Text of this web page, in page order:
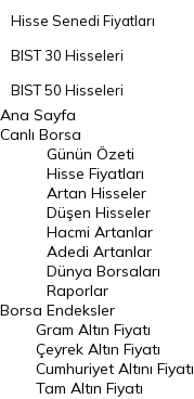
Hisse Senedi Fiyatları
BIST 30 Hisseleri
BIST 50 Hisseleri
BIST 100 Hisseleri
En Çok Artan Hisseler
En Çok Düşen Hisseler
Hacmi Artanlar
Geçmiş Kapanışlar
Dünya Borsaları
Raporlar
Endeksler
Ana Sayfa
Canlı Borsa
Borsa
Günün Özeti
Hisse Fiyatları
Artan Hisseler
Düşen Hisseler
Hacmi Artanlar
Adedi Artanlar
Dünya Borsaları
Raporlar
Endeksler
Gram Altın Fiyatı
Çeyrek Altın Fiyatı
Cumhuriyet Altını Fiyatı
Tam Altın Fiyatı